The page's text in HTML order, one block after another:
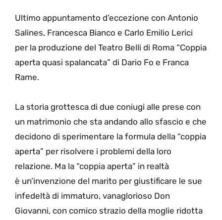
Ultimo appuntamento d’eccezione con Antonio
Salines, Francesca Bianco e Carlo Emilio Lerici
per la produzione del Teatro Belli di Roma “Coppia
aperta quasi spalancata” di Dario Fo e Franca
Rame.
La storia grottesca di due coniugi alle prese con
un matrimonio che sta andando allo sfascio e che
decidono di sperimentare la formula della “coppia
aperta” per risolvere i problemi della loro
relazione. Ma la “coppia aperta” in realtà
è un’invenzione del marito per giustificare le sue
infedeltà di immaturo, vanaglorioso Don
Giovanni, con comico strazio della moglie ridotta